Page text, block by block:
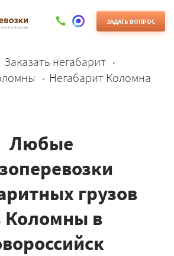
ЗАДАТЬ ВОПРОС
Заказать негабарит
Негабарит Коломна
Любые
грузов
Коломны в